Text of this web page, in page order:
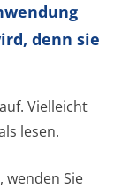
denn sie
Vielleicht
lesen.
wenden Sie